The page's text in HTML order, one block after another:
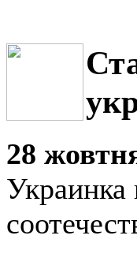
28
Украинка